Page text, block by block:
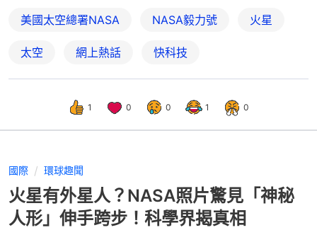
美國太空總署NASA NASA毅力號 火星
太空 網上熱話 快科技
1 0 0 1 0
國際 環球趣聞
火星有外星人？NASA照片驚見「神秘
人形」伸手跨步！科學界揭真相